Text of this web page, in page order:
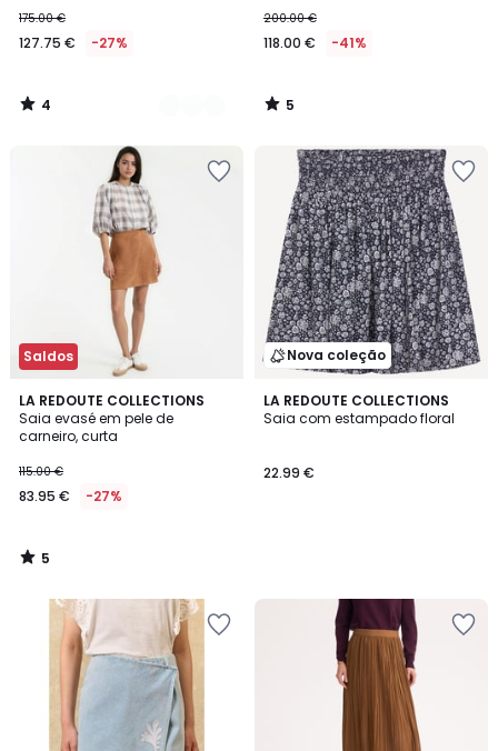
175.00 €
127.75 € -27%
4
/
200.00 €
118.00 € -41%
5
/
Saldos
LA REDOUTE COLLECTIONS
Saia evasé em pele de
carneiro, curta
115.00 €
83.95 € -27%
5
/
5
5
/
Nova coleção
LA REDOUTE COLLECTIONS
Saia com estampado floral
22.99 €